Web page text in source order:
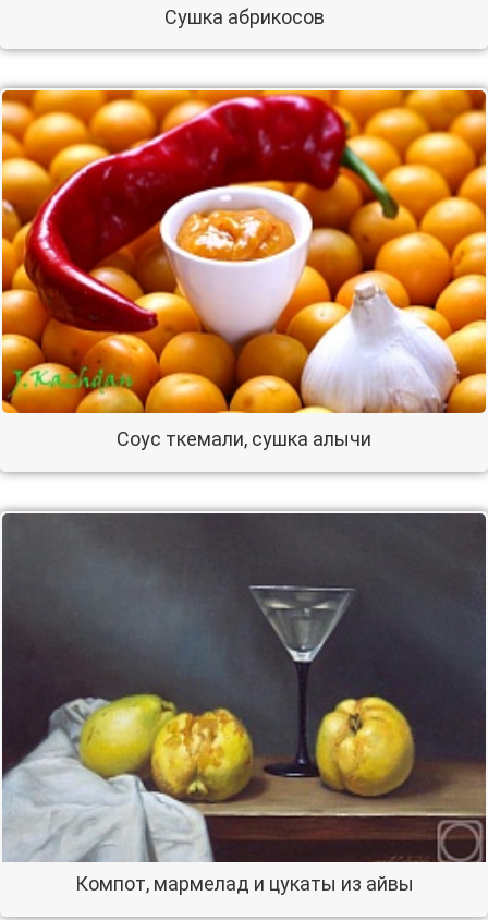
Сушка абрикосов
Соус ткемали, сушка алычи
Компот, мармелад и цукаты из айвы